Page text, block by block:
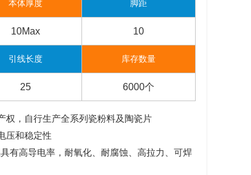
本体厚度 脚距
10Max 10
引线长度 库存数量
25 6000个
权，自行生产全系列瓷粉料及陶瓷片
压和稳定性
有高导电率，耐氧化、耐腐蚀、高拉力、可焊